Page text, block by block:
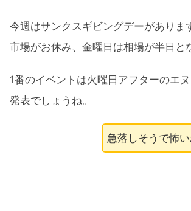
今週はサンクスギビングデーがありま
市場がお休み、金曜日は相場が半日と
1番のイベントは火曜日アフターのエ
発表でしょうね。
急落しそうで怖い